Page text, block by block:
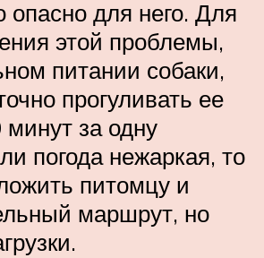
опасно для него. Для
этой проблемы,
питании собаки,
прогуливать ее
за одну
погода нежаркая, то
питомцу и
маршрут, но